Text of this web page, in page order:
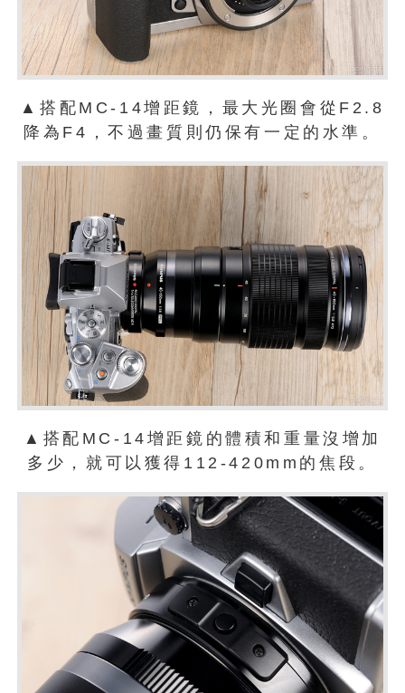
▲搭配MC-14增距鏡，最大光圈會從F2.8
降為F4，不過畫質則仍保有一定的水準。
▲搭配MC-14增距鏡的體積和重量沒增加
多少，就可以獲得112-420mm的焦段。